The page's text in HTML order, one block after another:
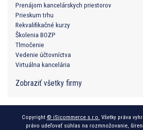
Prenájom kancelárskych priestorov
Prieskum trhu
Rekvalifikačné kurzy
Školenia BOZP
Tlmočenie
Vedenie účtovníctva
Virtuálna kancelária
Zobraziť všetky firmy
Copyright © iSicommerce s.r.o. Všetky práva
právo udeľovať súhlas na rozmnožovanie,